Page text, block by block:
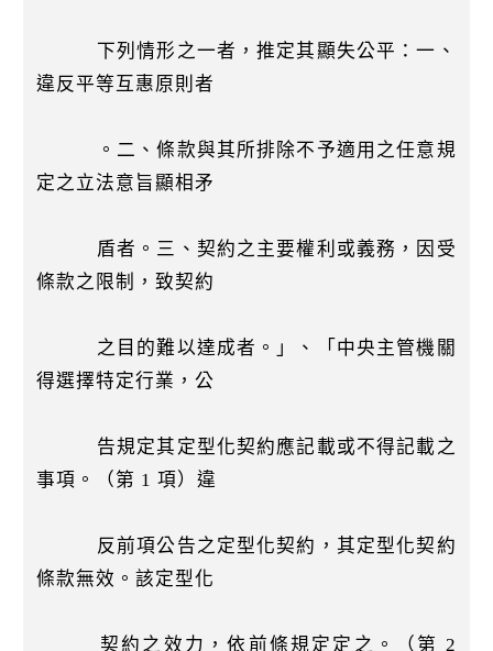
下列情形之一者，推定其顯失公平：一、
違反平等互惠原則者
。二、條款與其所排除不予適用之任意規
定之立法意旨顯相矛
盾者。三、契約之主要權利或義務，因受
條款之限制，致契約
之目的難以達成者。」、「中央主管機關
得選擇特定行業，公
告規定其定型化契約應記載或不得記載之
事項。（第 1 項）違
反前項公告之定型化契約，其定型化契約
條款無效。該定型化
契約之效力，依前條規定定之。（第 2